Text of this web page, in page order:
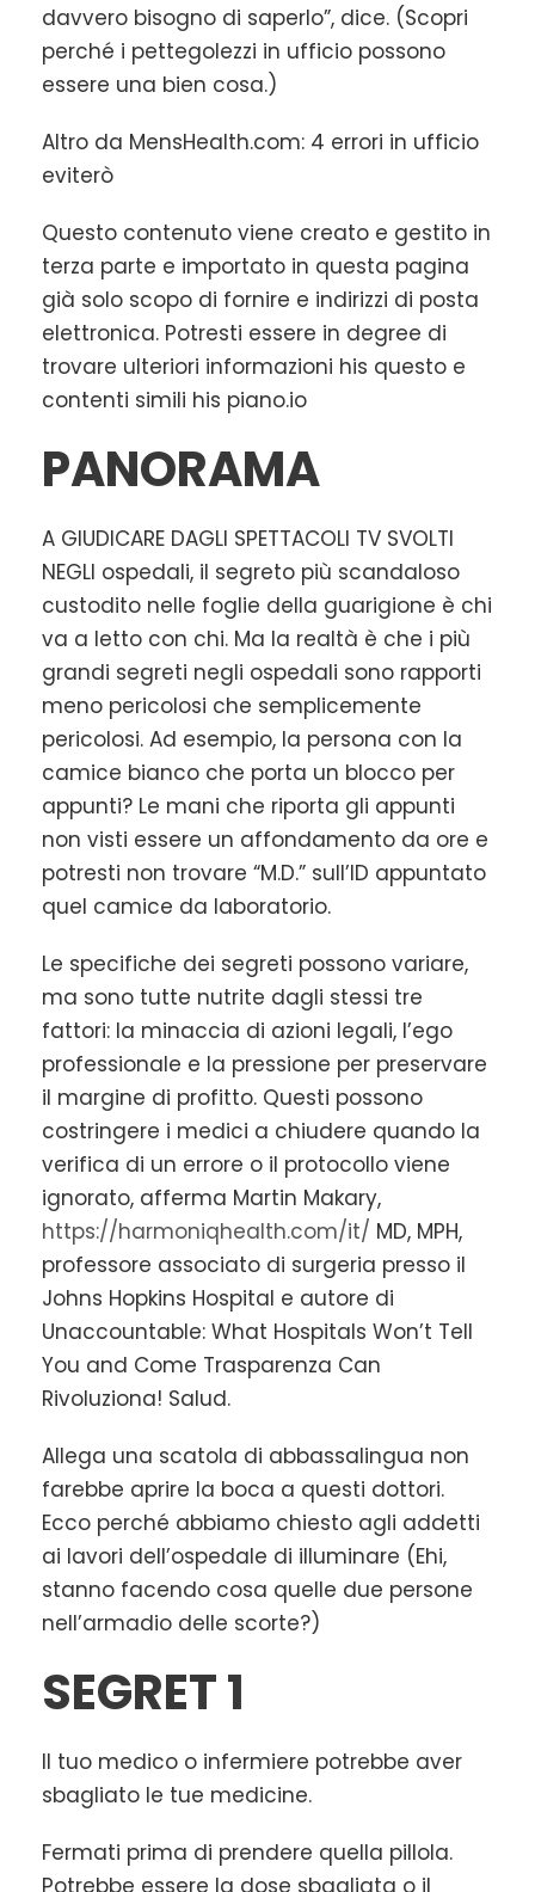
davvero bisogno di saperlo”, dice. (Scopri
perché i pettegolezzi in ufficio possono
essere una bien cosa.)
Altro da MensHealth.com: 4 errori in ufficio
eviterò
Questo contenuto viene creato e gestito in
terza parte e importato in questa pagina
già solo scopo di fornire e indirizzi di posta
elettronica. Potresti essere in degree di
trovare ulteriori informazioni his questo e
contenti simili his piano.io
PANORAMA
A GIUDICARE DAGLI SPETTACOLI TV SVOLTI
NEGLI ospedali, il segreto più scandaloso
custodito nelle foglie della guarigione è chi
va a letto con chi. Ma la realtà è che i più
grandi segreti negli ospedali sono rapporti
meno pericolosi che semplicemente
pericolosi. Ad esempio, la persona con la
camice bianco che porta un blocco per
appunti? Le mani che riporta gli appunti
non visti essere un affondamento da ore e
potresti non trovare “M.D.” sull’ID appuntato
quel camice da laboratorio.
Le specifiche dei segreti possono variare,
ma sono tutte nutrite dagli stessi tre
fattori: la minaccia di azioni legali, l’ego
professionale e la pressione per preservare
il margine di profitto. Questi possono
costringere i medici a chiudere quando la
verifica di un errore o il protocollo viene
ignorato, afferma Martin Makary,
https://harmoniqhealth.com/it/ MD, MPH,
professore associato di surgeria presso il
Johns Hopkins Hospital e autore di
Unaccountable: What Hospitals Won’t Tell
You and Come Trasparenza Can
Rivoluziona! Salud.
Allega una scatola di abbassalingua non
farebbe aprire la boca a questi dottori.
Ecco perché abbiamo chiesto agli addetti
ai lavori dell’ospedale di illuminare (Ehi,
stanno facendo cosa quelle due persone
nell’armadio delle scorte?)
SEGRET 1
Il tuo medico o infermiere potrebbe aver
sbagliato le tue medicine.
Fermati prima di prendere quella pillola.
Potrebbe essere la dose sbagliata o il